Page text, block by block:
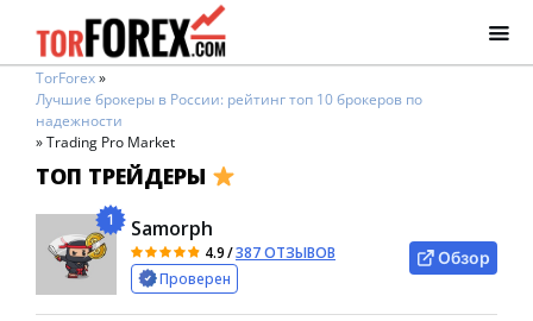
TorForex»
Лучшие брокеры в России: рейтинг топ 10 брокеров по
надежности
»Trading Pro Market
ТОП ТРЕЙДЕРЫ
1 Samorph
4.9/387 ОТЗЫВОВ
Проверен
Обзор